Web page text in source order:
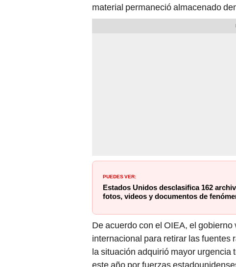
material permaneció almacenado
PUEDES VER:
Estados Unidos desclasifica 162
fotos, videos y documentos de
De acuerdo con el OIEA, el
internacional para retirar las fuentes
la situación adquirió mayor urgencia
este año por fuerzas